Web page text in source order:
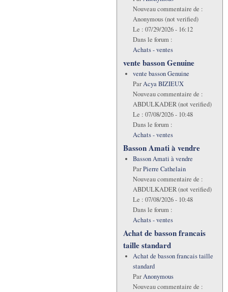
Nouveau commentaire de :
Anonymous (not verified)
Le : 07/29/2026 - 16:12
Dans le forum :
Achats - ventes
vente basson Genuine
vente basson Genuine
ParAcya BIZIEUX
Nouveau commentaire de :
ABDULKADER (not verified)
Le : 07/08/2026 - 10:48
Dans le forum :
Achats - ventes
Basson Amati à vendre
Basson Amati à vendre
ParPierre Cathelain
Nouveau commentaire de :
ABDULKADER (not verified)
Le : 07/08/2026 - 10:48
Dans le forum :
Achats - ventes
Achat de basson francais
taille standard
Achat de basson francais taille
standard
ParAnonymous
Nouveau commentaire de :